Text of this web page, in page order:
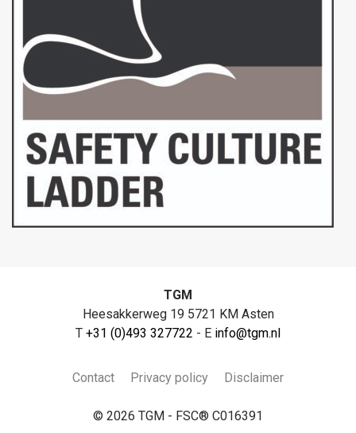
TGM
Heesakkerweg 19 5721 KM Asten
T +31 (0)493 327722 - E info@tgm.nl
Contact Privacy policy Disclaimer
© 2026 TGM - FSC® C016391